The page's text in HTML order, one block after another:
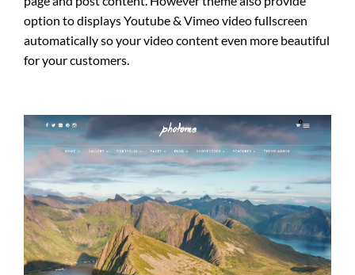
option to displays Youtube & Vimeo video fullscreen
automatically so your video content even more beautiful
for your customers.